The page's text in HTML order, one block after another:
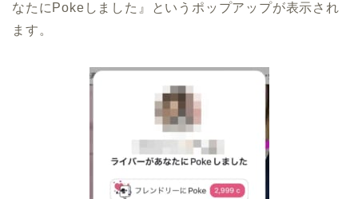
なたにPokeしました』というポップアップが表示され
ます。